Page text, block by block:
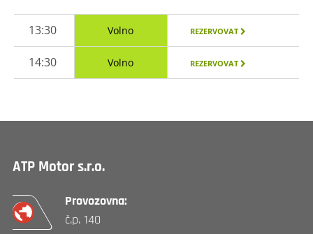
13:30 Volno REZERVOVAT
14:30 Volno REZERVOVAT
ATP Motor s.r.o.
Provozovna:
č.p. 140